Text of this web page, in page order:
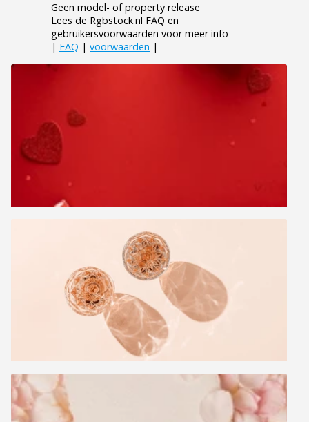
Geen model- of property release
Lees de Rgbstock.nl FAQ en
gebruikersvoorwaarden voor meer info
| FAQ | voorwaarden |